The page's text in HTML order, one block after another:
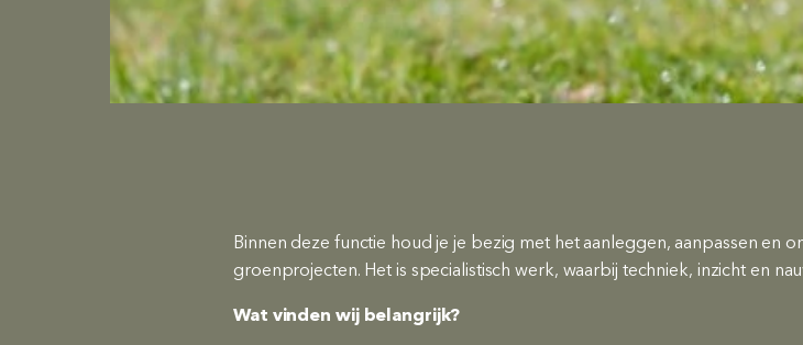
Binnen deze functie houd je je bezig met het aanleggen, aanpassen en
groenprojecten. Het is specialistisch werk, waarbij techniek, inzicht en
Wat vinden wij belangrijk?